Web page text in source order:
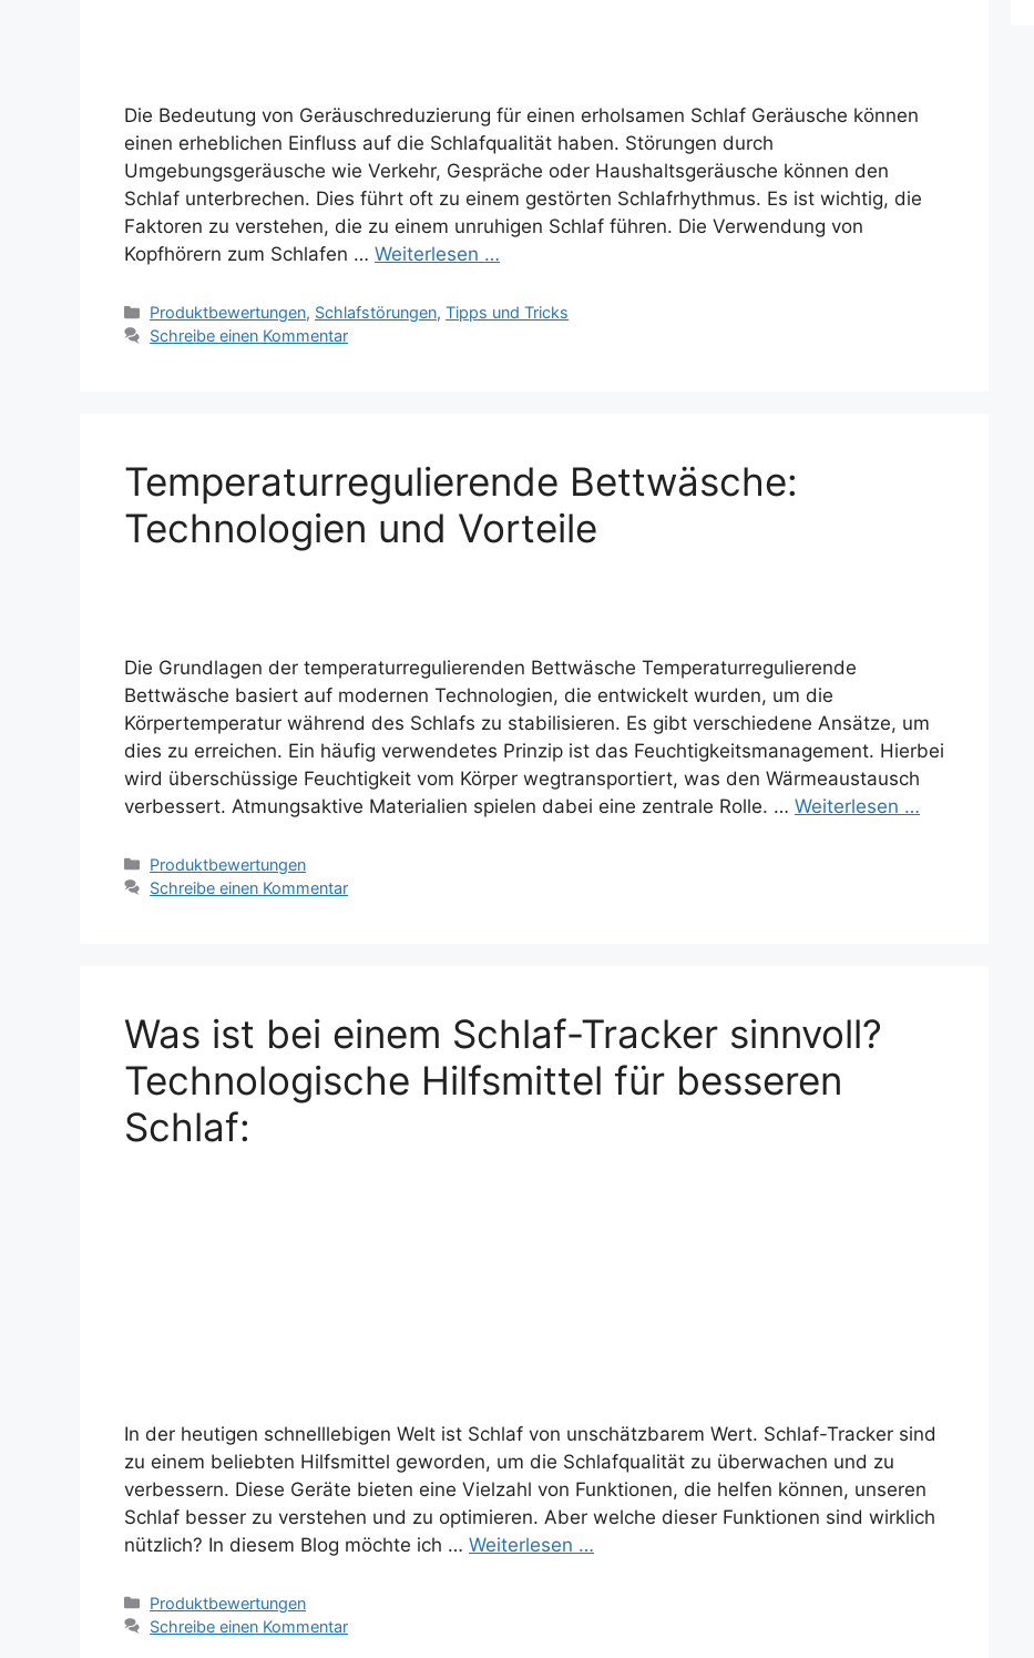
Die Bedeutung von Geräuschreduzierung für einen erholsamen Schlaf Geräusche können
einen erheblichen Einfluss auf die Schlafqualität haben. Störungen durch
Umgebungsgeräusche wie Verkehr, Gespräche oder Haushaltsgeräusche können den
Schlaf unterbrechen. Dies führt oft zu einem gestörten Schlafrhythmus. Es ist wichtig, die
Faktoren zu verstehen, die zu einem unruhigen Schlaf führen. Die Verwendung von
Kopfhörern zum Schlafen … Weiterlesen …
Kategorien
Produktbewertungen, Schlafstörungen,Tipps und Tricks
Schreibe einen Kommentar
Temperaturregulierende Bettwäsche:
Technologien und Vorteile
Die Grundlagen der temperaturregulierenden Bettwäsche Temperaturregulierende
Bettwäsche basiert auf modernen Technologien, die entwickelt wurden, um die
Körpertemperatur während des Schlafs zu stabilisieren. Es gibt verschiedene Ansätze, um
dies zu erreichen. Ein häufig verwendetes Prinzip ist das Feuchtigkeitsmanagement. Hierbei
wird überschüssige Feuchtigkeit vom Körper wegtransportiert, was den Wärmeaustausch
verbessert. Atmungsaktive Materialien spielen dabei eine zentrale Rolle. … Weiterlesen …
Kategorien
Produktbewertungen
Schreibe einen Kommentar
Was ist bei einem Schlaf-Tracker sinnvoll?
Technologische Hilfsmittel für besseren
Schlaf:
In der heutigen schnelllebigen Welt ist Schlaf von unschätzbarem Wert. Schlaf-Tracker sind
zu einem beliebten Hilfsmittel geworden, um die Schlafqualität zu überwachen und zu
verbessern. Diese Geräte bieten eine Vielzahl von Funktionen, die helfen können, unseren
Schlaf besser zu verstehen und zu optimieren. Aber welche dieser Funktionen sind wirklich
nützlich? In diesem Blog möchte ich … Weiterlesen …
Kategorien
Produktbewertungen
Schreibe einen Kommentar